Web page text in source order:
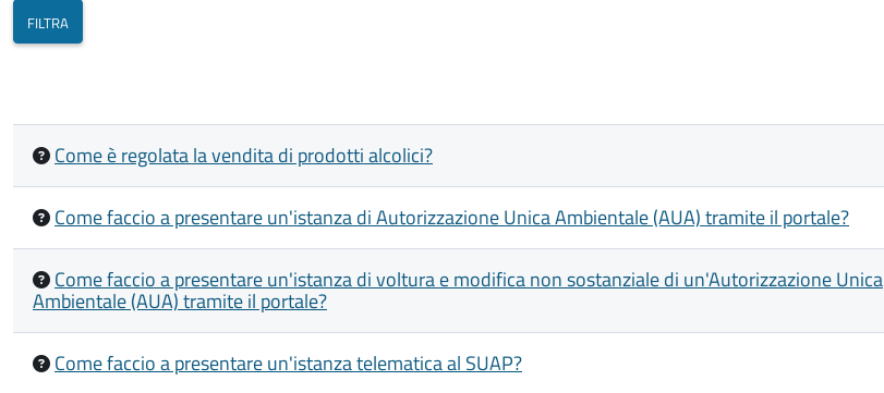
Come è regolata la vendita di prodotti alcolici?
Come faccio a presentare un'istanza di Autorizzazione Unica Ambientale (AUA) tramite il portale?
Come faccio a presentare un'istanza di voltura e modifica non sostanziale di un'Autorizzazione Unica
Ambientale (AUA) tramite il portale?
Come faccio a presentare un'istanza telematica al SUAP?